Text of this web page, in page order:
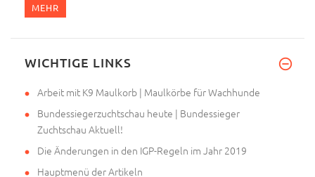
MEHR
WICHTIGE LINKS
Arbeit mit K9 Maulkorb | Maulkörbe für Wachhunde
Bundessiegerzuchtschau heute | Bundessieger
Zuchtschau Aktuell!
Die Änderungen in den IGP-Regeln im Jahr 2019
Hauptmenü der Artikeln